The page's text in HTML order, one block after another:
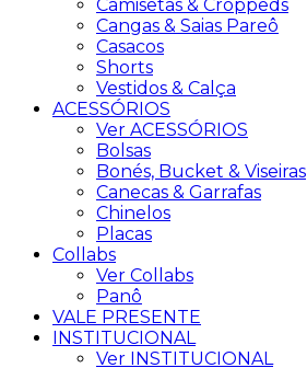
Camisetas & Croppeds
Cangas & Saias Pareô
Casacos
Shorts
Vestidos & Calça
ACESSÓRIOS
Ver ACESSÓRIOS
Bolsas
Bonés, Bucket & Viseiras
Canecas & Garrafas
Chinelos
Placas
Collabs
Ver Collabs
Panô
VALE PRESENTE
INSTITUCIONAL
Ver INSTITUCIONAL